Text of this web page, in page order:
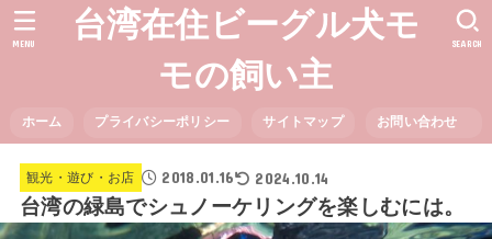
台湾在住ビーグル犬モ
モの飼い主
ホーム プライバシーポリシー サイトマップ お問い合わせ
SEARCH
MENU
観光・遊び・お店 2018.01.16 2024.10.14
台湾の緑島でシュノーケリングを楽しむには。